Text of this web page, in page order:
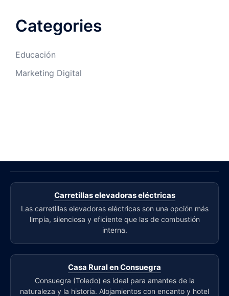
Categories
Educación
Marketing Digital
Carretillas elevadoras eléctricas
Las carretillas elevadoras eléctricas son una opción más
limpia, silenciosa y eficiente que las de combustión
interna.
Casa Rural en Consuegra
Consuegra (Toledo) es ideal para amantes de la
naturaleza y la historia. Alojamientos con encanto y hotel